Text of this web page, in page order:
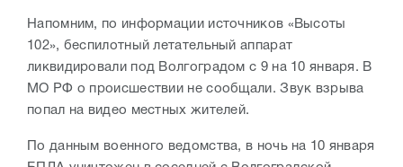
Напомним, по информации источников «Высоты
102», беспилотный летательный аппарат
ликвидировали под Волгоградом с 9 на 10 января. В
МО РФ о происшествии не сообщали. Звук взрыва
попал на видео местных жителей.
По данным военного ведомства, в ночь на 10 января